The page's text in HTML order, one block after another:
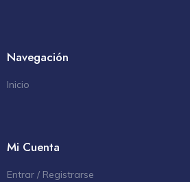
Navegación
Inicio
Mi Cuenta
Entrar / Registrarse